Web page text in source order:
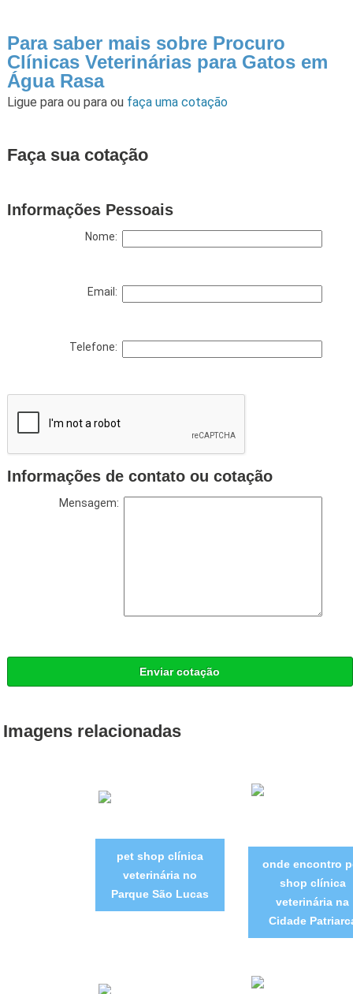
Para saber mais sobre Procuro
Clínicas Veterinárias para Gatos em
Água Rasa
Ligue para ou para ou faça uma cotação
Faça sua cotação
Informações Pessoais
Nome:
Email:
Telefone:
Informações de contato ou cotação
Mensagem:
Enviar cotação
Imagens relacionadas
pet shop clínica
veterinária no
Parque São Lucas
onde encontro
shop clínica
veterinária na
Cidade